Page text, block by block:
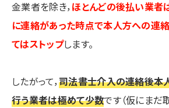
金業者を除き， ほとんどの後払い業者
に連絡があった時点で本人方への連
てはストップします。
したがって，司法書士介入の連絡後本
行う業者は極めて少数です（仮にまだ